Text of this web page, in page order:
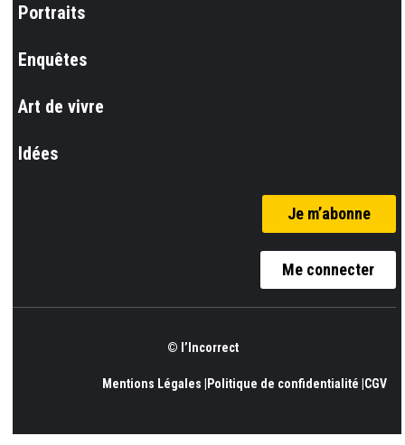
Portraits
Enquêtes
Art de vivre
Idées
Je m’abonne
Me connecter
© l’Incorrect
Mentions Légales |Politique de confidentialité |CGV